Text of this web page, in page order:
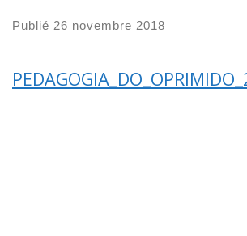
Publié 26 novembre 2018